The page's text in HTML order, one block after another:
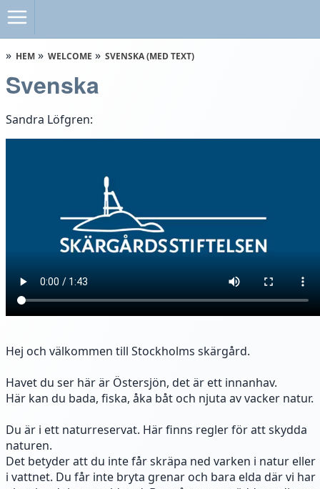
HEM WELCOME SVENSKA (MED TEXT)
Svenska
Sandra Löfgren:
Hej och välkommen till Stockholms skärgård.
Havet du ser här är Östersjön, det är ett innanhav.
Här kan du bada, fiska, åka båt och njuta av vacker natur.
Du är i ett naturreservat. Här finns regler för att skydda
naturen.
Det betyder att du inte får skräpa ned varken i natur eller
i vattnet. Du får inte bryta grenar och bara elda där vi har